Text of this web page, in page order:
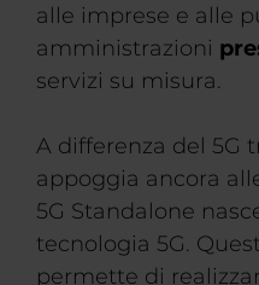
alle imprese e alle
amministrazioni
servizi su misura.
A differenza del 5G
appoggia ancora
5G Standalone
tecnologia 5G.
permette di